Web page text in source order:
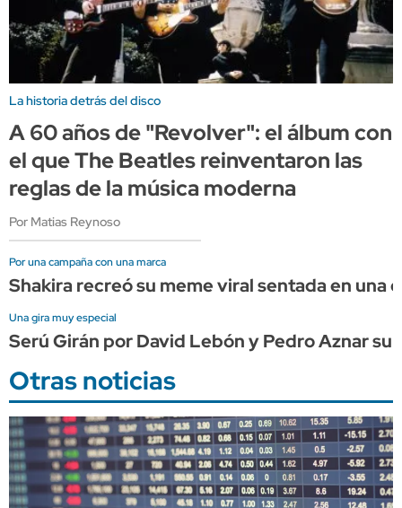
La historia detrás del disco
A 60 años de "Revolver": el álbum con
el que The Beatles reinventaron las
reglas de la música moderna
Por Matias Reynoso
Por una campaña con una marca
Shakira recreó su meme viral sentada en una
Una gira muy especial
Serú Girán por David Lebón y Pedro Aznar
Otras noticias